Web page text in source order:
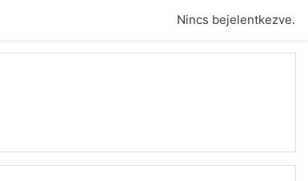
Nincs bejelentkezve.